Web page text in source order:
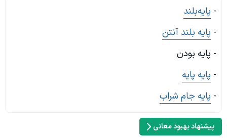
- پایه‌بلند
- پایه بلند آنتن
- پایه بودن
- پایه پایه
- پایه جام شراب
پیشنهاد بهبود معانی